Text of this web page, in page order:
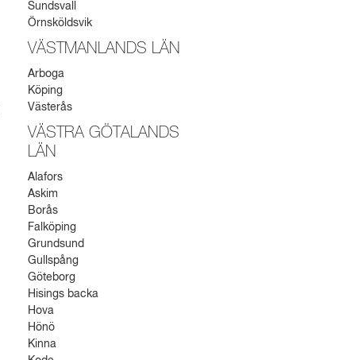
Sundsvall
Örnsköldsvik
VÄSTMANLANDS LÄN
Arboga
Köping
Västerås
VÄSTRA GÖTALANDS
LÄN
Alafors
Askim
Borås
Falköping
Grundsund
Gullspång
Göteborg
Hisings backa
Hova
Hönö
Kinna